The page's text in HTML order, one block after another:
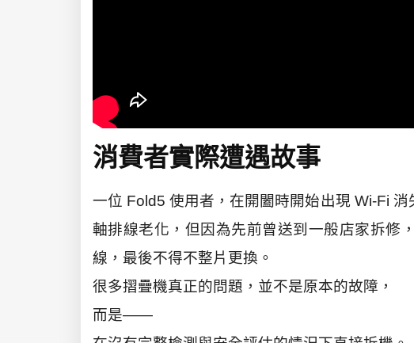
消費者實際遭遇故事
一位 Fold5 使用者，在開闔時開始出現 Wi-Fi
軸排線老化，但因為先前曾送到一般店家拆修
線，最後不得不整片更換。
很多摺疊機真正的問題，並不是原本的故障，
而是——